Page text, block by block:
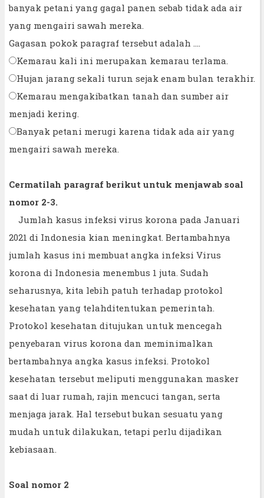
banyak petani yang gagal panen sebab tidak ada air
yang mengairi sawah mereka.
Gagasan pokok paragraf tersebut adalah ....
Kemarau kali ini merupakan kemarau terlama.
Hujan jarang sekali turun sejak enam bulan terakhir.
Kemarau mengakibatkan tanah dan sumber air
menjadi kering.
Banyak petani merugi karena tidak ada air yang
mengairi sawah mereka.
Cermatilah paragraf berikut untuk menjawab soal
nomor 2-3.
Jumlah kasus infeksi virus korona pada Januari
2021 di Indonesia kian meningkat. Bertambahnya
jumlah kasus ini membuat angka infeksi Virus
korona di Indonesia menembus 1 juta. Sudah
seharusnya, kita lebih patuh terhadap protokol
kesehatan yang telahditentukan pemerintah.
Protokol kesehatan ditujukan untuk mencegah
penyebaran virus korona dan meminimalkan
bertambahnya angka kasus infeksi. Protokol
kesehatan tersebut meliputi menggunakan masker
saat di luar rumah, rajin mencuci tangan, serta
menjaga jarak. Hal tersebut bukan sesuatu yang
mudah untuk dilakukan, tetapi perlu dijadikan
kebiasaan.
Soal nomor 2